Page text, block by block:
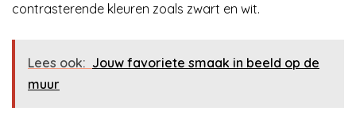
contrasterende kleuren zoals zwart en wit.
Lees ook: Jouw favoriete smaak in beeld op de
muur